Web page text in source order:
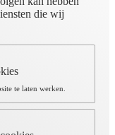
die wij
te laten werken.